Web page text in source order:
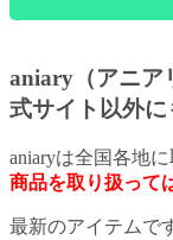
aniary（アニア
式サイト以外に
aniaryは全国各地
商品を取り扱って
最新のアイテムで